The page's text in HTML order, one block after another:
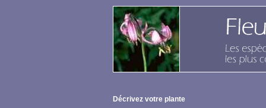
Décrivez votre plante